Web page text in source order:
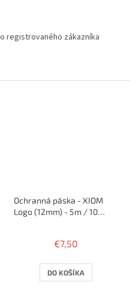
registrovaného zákazníka
Ochranná páska - XIOM
Logo (12mm) - 5m / 10
€7,50
DO KOŠÍKA